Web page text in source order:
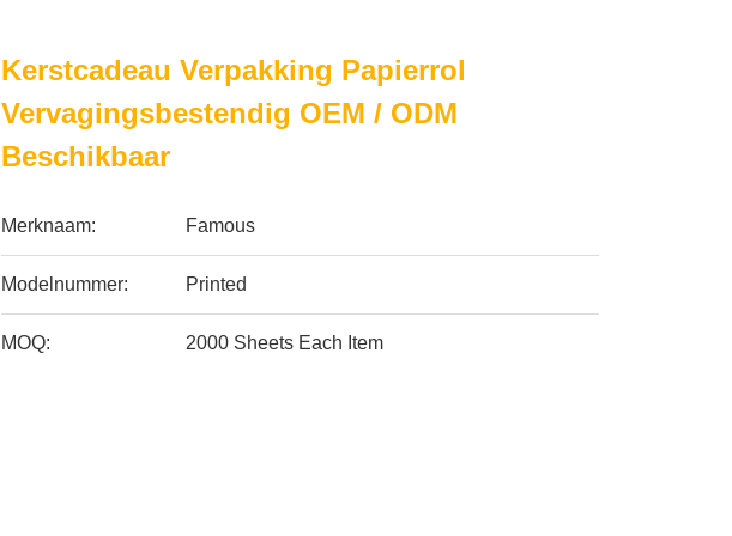
Kerstcadeau Verpakking Papierrol
Vervagingsbestendig OEM / ODM
Beschikbaar
Merknaam: Famous
Modelnummer: Printed
MOQ: 2000 Sheets Each Item